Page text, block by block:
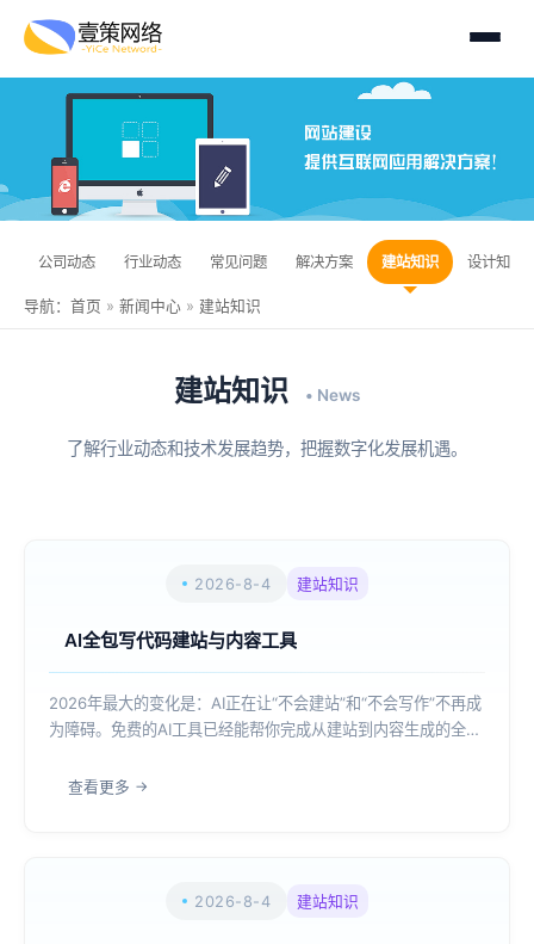
公司动态 行业动态 常见问题 解决方案 建站知识 设计知识
导航： 首页 » 新闻中心 » 建站知识
建站知识 • News
了解行业动态和技术发展趋势，把握数字化发展机遇。
2026-8-4 建站知识
AI全包写代码建站与内容工具
2026年最大的变化是：AI正在让“不会建站”和“不会写作”不再成
为障碍。免费的AI工具已经能帮你完成从建站到内容生成的全流
运行、可部署的全栈应用。输入创意描述，AI理解并生成应用
查看更多
2026-8-4 建站知识